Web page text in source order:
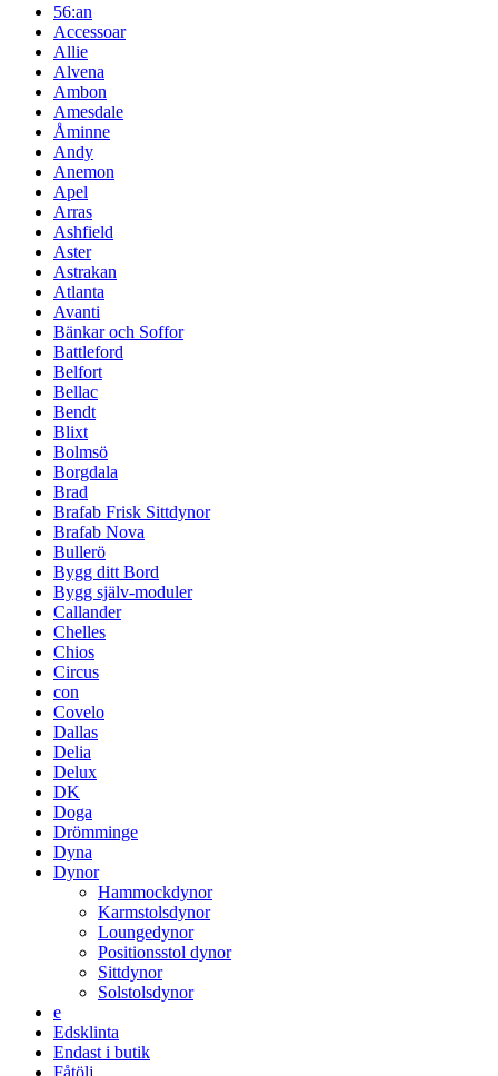
56:an
Accessoar
Allie
Alvena
Ambon
Amesdale
Åminne
Andy
Anemon
Apel
Arras
Ashfield
Aster
Astrakan
Atlanta
Avanti
Bänkar och Soffor
Battleford
Belfort
Bellac
Bendt
Blixt
Bolmsö
Borgdala
Brad
Brafab Frisk Sittdynor
Brafab Nova
Bullerö
Bygg ditt Bord
Bygg själv-moduler
Callander
Chelles
Chios
Circus
con
Covelo
Dallas
Delia
Delux
DK
Doga
Drömminge
Dyna
Dynor
Hammockdynor
Karmstolsdynor
Loungedynor
Positionsstol dynor
Sittdynor
Solstolsdynor
e
Edsklinta
Endast i butik
Fåtölj